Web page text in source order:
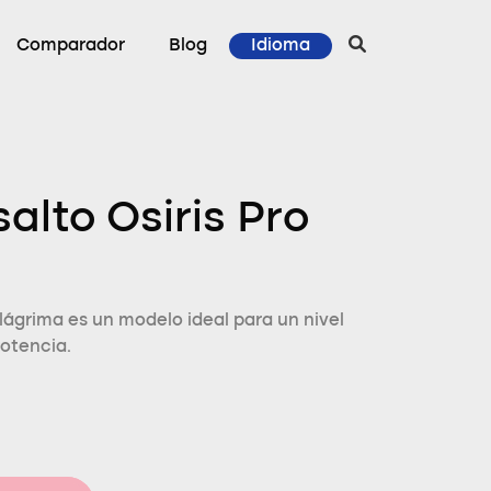
Comparador Blog Idioma
Osiris Pro
es un modelo ideal para un nivel